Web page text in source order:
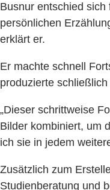
Busnur entschied sich
persönlichen
erklärt er.
Er machte schnell
produzierte
„Dieser schrittweise
Bilder kombiniert, um
ich sie in jedem
Zusätzlich zum
Studienberatung und